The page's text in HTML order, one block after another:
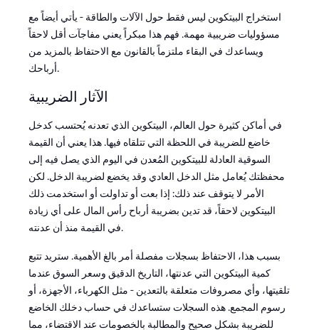
استخراج البيتكوين ليس فقط حول الآلات والطاقة - يأتي أيضاً مع
مسؤوليات ضريبية مهمة. فهم هذا مبكراً يعني مفاجآت أقل لاحقاً
ويساعدك في البقاء ملتزماً بالقانون مع الاحتفاظ بالمزيد من
أرباحك.
الآثار الضريبية
في أماكن كثيرة حول العالم، البيتكوين الذي تعدنه يُحتسب كدخل
خاضع للضريبة في اللحظة التي تتلقاه فيها. هذا يعني أن القيمة
السوقية العادلة للبيتكوين المُعدن في اليوم الذي يصل فيه إلى
محفظتك يُعامل مثل الدخل العادي وقد يخضع لضريبة الدخل. لكن
الأمر لا يتوقف عند ذلك: إذا بعت أو تداولت أو استخدمت ذلك
البيتكوين لاحقاً، قد تدين بضريبة أرباح رأس المال على أي زيادة
في القيمة منذ أن عدنته.
بسبب هذا، الاحتفاظ بسجلات مفصلة أمر بالغ الأهمية. ستريد تتبع
كمية البيتكوين التي عدنتها، التاريخ الدقيق وسعر السوق عندما
تلقيتها، وأي مصروفات متعلقة بالتعدين - مثل الكهرباء، الأجهزة، أو
رسوم المجمع. هذه السجلات ستساعدك في حساب دخلك الخاضع
للضريبة بشكل صحيح والمطالبة بالخصومات عند الاقتضاء، مما